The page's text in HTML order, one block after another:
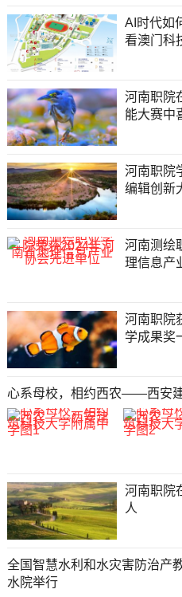
AI时代如
看澳门科
河南职院
能大赛中
河南职院
编辑创新
河南测绘
理信息产
河南职院
学成果奖
心系母校，相约西农——西安
河南职院
人
全国智慧水利和水灾害防治产
水院举行